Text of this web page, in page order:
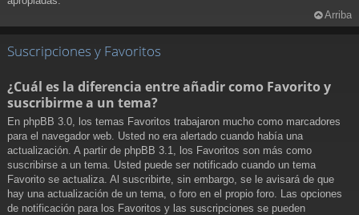
Arriba
Suscripciones y Favoritos
¿Cuál es la diferencia entre añadir como Favorito y
suscribirme a un tema?
En phpBB 3.0, los temas Favoritos trabajaron mucho como marcadores
para el navegador web. Usted no era alertado cuando había una
actualización. A partir de phpBB 3.1, los Favoritos son más como
suscribirse a un tema. Usted puede ser notificado cuando un tema
Favorito se actualiza. Al suscribirte, sin embargo, se le avisará de que
hay una actualización de un tema, o foro en el propio foro. Las opciones
de notificación para los Favoritos y las suscripciones se pueden